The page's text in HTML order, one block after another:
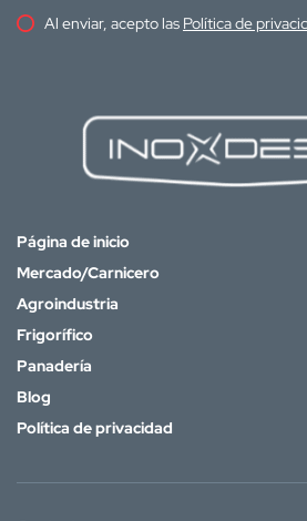
Al enviar, acepto las Política de
Página de inicio
Mercado/Carnicero
Agroindustria
Frigorífico
Panadería
Blog
Política de privacidad